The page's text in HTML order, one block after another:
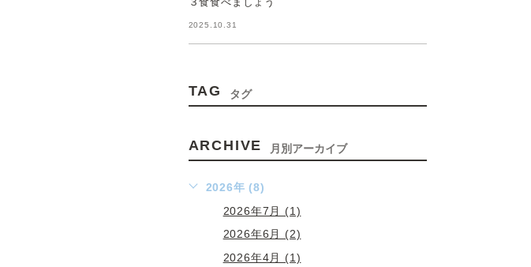
2025.10.31
TAG タグ
ARCHIVE 月別アーカイブ
2026年 (8)
2026年7月 (1)
2026年6月 (2)
2026年4月 (1)